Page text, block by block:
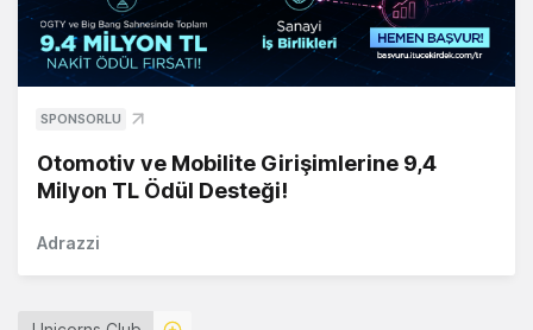
SPONSORLU
Otomotiv ve Mobilite Girişimlerine 9,4
Milyon TL Ödül Desteği!
Adrazzi